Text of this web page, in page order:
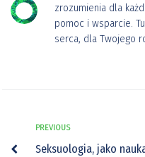
zrozumienia dla
pomoc i wsparcie.
serca, dla Twojego
PREVIOUS
Seksuologia, jako